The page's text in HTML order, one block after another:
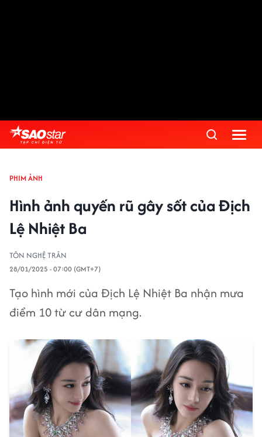
PHIM ẢNH
Hình ảnh quyến rũ gây sốt của Địch
Lệ Nhiệt Ba
TÔN NGHỆ TRÂN
28/01/2025 - 07:00 (GMT+7)
Tạo hình mới của Địch Lệ Nhiệt Ba nhận mưa
điểm 10 từ cư dân mạng.